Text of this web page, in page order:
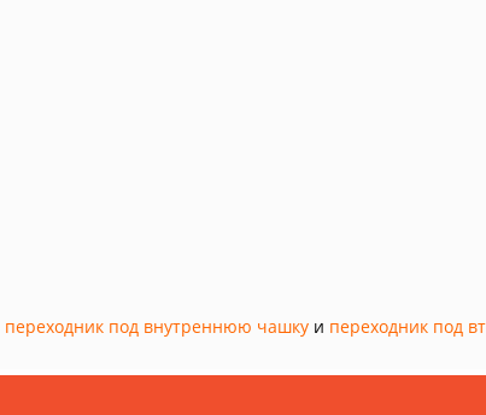
переходник под внутреннюю чашку и переходник под